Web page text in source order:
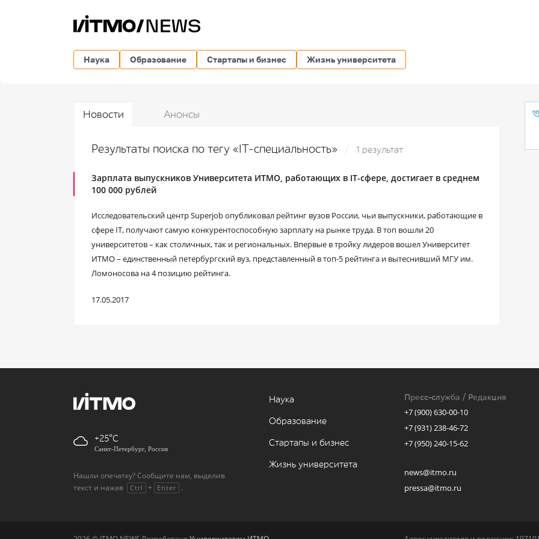
Наука Образование Стартапы и бизнес Жизнь университета
Новости Анонсы
Результаты поиска по тегу «IT-специальность» 1 результат
Зарплата выпускников Университета ИТМО, работающих в IT-сфере, достигает в среднем
100 000 рублей
Исследовательский центр Superjob опубликовал рейтинг вузов России, чьи выпускники, работающие в
сфере IT, получают самую конкурентоспособную зарплату на рынке труда. В топ вошли 20
университетов – как столичных, так и региональных. Впервые в тройку лидеров вошел Университет
ИТМО – единственный петербургский вуз, представленный в топ-5 рейтинга и вытеснивший МГУ им.
Ломоносова на 4 позицию рейтинга.
17.05.2017
+25
Санкт-Петербург, Россия
Нашли опечатку? Сообщите нам, выделив
текст и нажав
Ctrl + Enter .
Наука
Образование
Стартапы и бизнес
Жизнь университета
Пресс-служба / Редакция
+7 (900) 630-00-10
+7 (931) 238-46-72
+7 (950) 240-15-62
news@itmo.ru
pressa@itmo.ru